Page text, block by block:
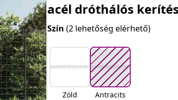
acél dróthálós
Szín(2 lehetőség elérhető)
Zöld
Antracits